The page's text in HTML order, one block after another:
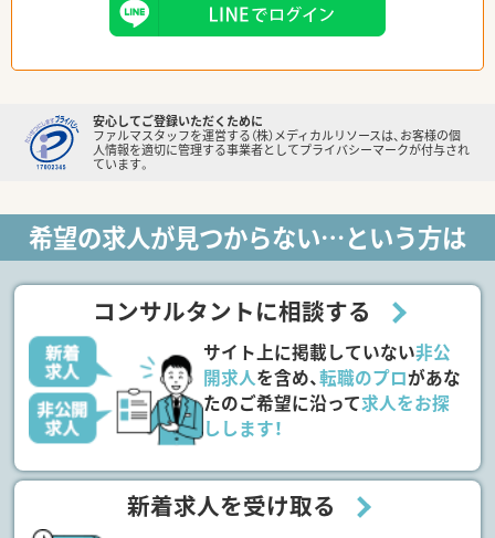
安心してご登録いただくために
ファルマスタッフを運営する（株）メディカルリソースは、お客様の個
人情報を適切に管理する事業者としてプライバシーマークが付与され
ています。
希望の求人が見つからない…という方は
コンサルタントに相談する
サイト上に掲載していない非公
開求人を含め、転職のプロがあな
たのご希望に沿って求人をお探
しします！
新着求人を受け取る